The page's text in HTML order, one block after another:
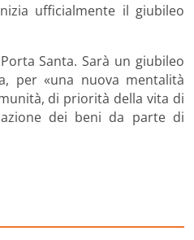
ufficialmente il giubileo
Santa. Sarà un giubileo
per «una nuova mentalità
di priorità della vita di
dei beni da parte di